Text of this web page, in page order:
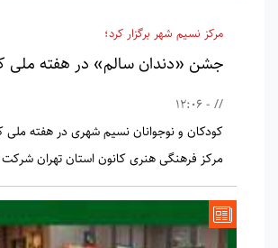
مرکز نسیم شهر برگزار کرد؛
جشن «دندان سالم» در هفته ملی
// - 12:06
کودکان و نوجوانان نسیم شهری در هفته
مرکز فرهنگی هنری کانون استان تهران